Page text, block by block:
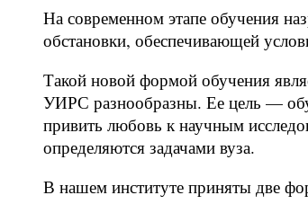
На современном этапе обучения
обстановки, обеспечивающей
Такой новой формой обучения
УИРС разнообразны. Ее цель —
привить любовь к научным
определяются задачами вуза.
В нашем институте приняты две